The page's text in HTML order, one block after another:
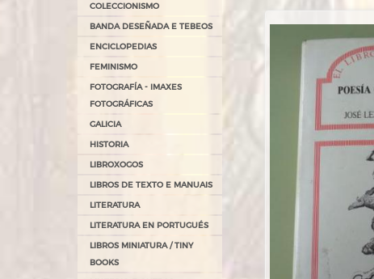
COLECCIONISMO
BANDA DESEÑADA E TEBEOS
ENCICLOPEDIAS
FEMINISMO
FOTOGRAFÍA - IMAXES
FOTOGRÁFICAS
GALICIA
HISTORIA
LIBROXOGOS
LIBROS DE TEXTO E MANUAIS
LITERATURA
LITERATURA EN PORTUGUÉS
LIBROS MINIATURA / TINY
BOOKS